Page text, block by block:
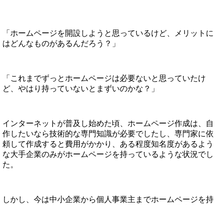
「ホームページを開設しようと思っているけど、メリットに
はどんなものがあるんだろう？」
「これまでずっとホームページは必要ないと思っていたけ
ど、やはり持っていないとまずいのかな？」
インターネットが普及し始めた頃、ホームページ作成は、自
作したいなら技術的な専門知識が必要でしたし、専門家に依
頼して作成すると費用がかかり、ある程度知名度があるよう
な大手企業のみがホームページを持っているような状況でし
た。
しかし、今は中小企業から個人事業主までホームページを持